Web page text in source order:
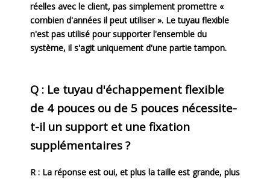
réelles avec le client, pas simplement promettre «
combien d'années il peut utiliser ». Le tuyau flexible
n'est pas utilisé pour supporter l'ensemble du
système, il s'agit uniquement d'une partie tampon.
Q : Le tuyau d'échappement flexible
de 4 pouces ou de 5 pouces nécessite-
t-il un support et une fixation
supplémentaires ?
R : La réponse est oui, et plus la taille est grande, plus